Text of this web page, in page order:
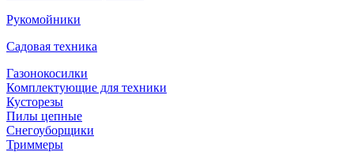
Рукомойники
Садовая техника
Газонокосилки
Комплектующие для техники
Кусторезы
Пилы цепные
Снегоуборщики
Триммеры